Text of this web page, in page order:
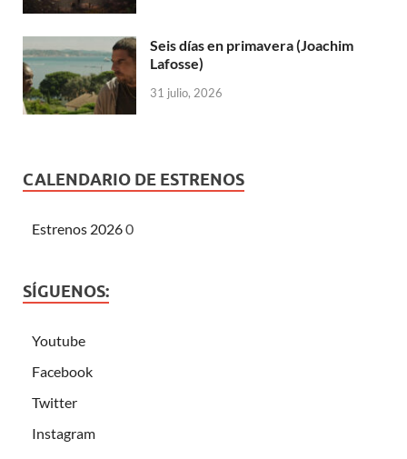
Seis días en primavera (Joachim
Lafosse)
31 julio, 2026
CALENDARIO DE ESTRENOS
Estrenos 20260
SÍGUENOS:
Youtube
Facebook
Twitter
Instagram